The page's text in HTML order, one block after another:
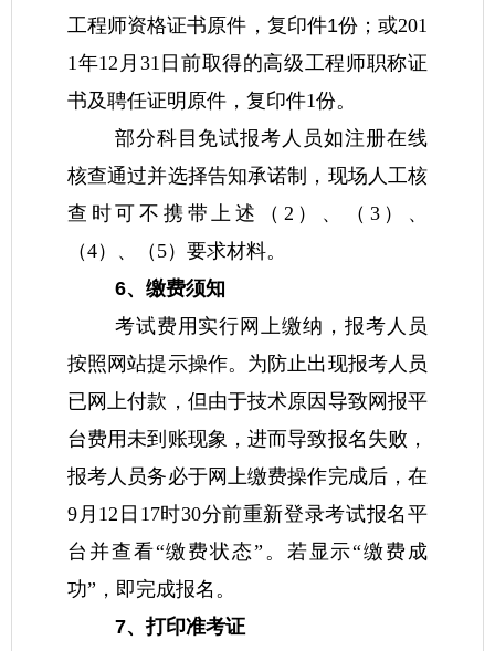
工程师资格证书原件，复印件1份；或201
1年12月31日前取得的高级工程师职称证
书及聘任证明原件，复印件1份。
部分科目免试报考人员如注册在线
核查通过并选择告知承诺制，现场人工核
查时可不携带上述（2）、（3）、
（4）、（5）要求材料。
6、缴费须知
考试费用实行网上缴纳，报考人员
按照网站提示操作。为防止出现报考人员
已网上付款，但由于技术原因导致网报平
台费用未到账现象，进而导致报名失败，
报考人员务必于网上缴费操作完成后，在
9月12日17时30分前重新登录考试报名平
台并查看“缴费状态”。若显示“缴费成
功”，即完成报名。
7、打印准考证